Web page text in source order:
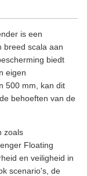
is een
breed scala aan
biedt
eigen
500 mm, kan dit
behoeften van de
zoals
Floating
en veiligheid in
scenario's, de